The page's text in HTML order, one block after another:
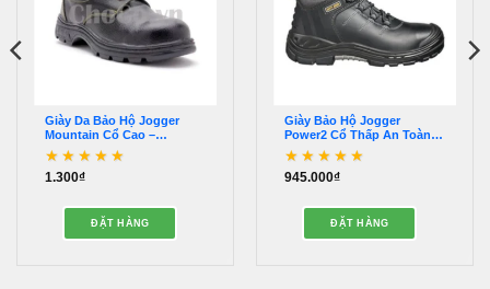
Giày Da Bảo Hộ Jogger
Mountain Cổ Cao –
GDA0049
Được xếp hạng
1.300₫
ĐẶT HÀNG
Giày Bảo Hộ Jogger
Power2 Cổ Thấp An Toàn
Chất Lượng – GDA0045
Được xếp hạng
945.000₫
ĐẶT HÀNG